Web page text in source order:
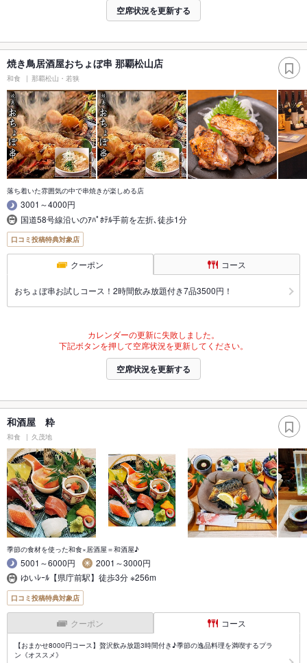
空席状況を更新する
焼き鳥居酒屋おちょぼ串 那覇松山店
和食 那覇松山・若狭
落ち着いた雰囲気の中で串焼きが楽しめる店
3001～4000円
国道58号線沿いのｱﾊﾟﾎﾃﾙ手前を左折､徒歩1分
口コミ投稿特典対象店
クーポン コース
おちょぼ串お試しコース！2時間飲み放題付き7品3500円！
カレンダーの更新に失敗しました。
下記ボタンを押して空席状況を更新してください。
空席状況を更新する
和酒屋 粋
和食 久茂地
季節の食材を使った和食×居酒屋＝和酒屋♪
5001～6000円
2001～3000円
ゆいﾚｰﾙ【県庁前駅】徒歩3分 ※256m
口コミ投稿特典対象店
クーポン コース
【おまかせ8000円コース】贅沢飲み放題3時間付き♪季節の逸品料理を満喫するプラ
ン《オススメ》